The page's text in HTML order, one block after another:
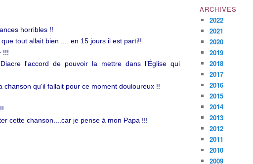
horribles !!
tout allait bien .... en 15 jours il est parti!!
!!!
l'accord de pouvoir la mettre dans l’Église qui
chanson qu'il fallait pour ce moment douloureux !!
cette chanson....car je pense à mon Papa !!!
ARCHIVES
2022
2021
2020
2019
2018
2017
2016
2015
2014
2013
2012
2011
2010
2009